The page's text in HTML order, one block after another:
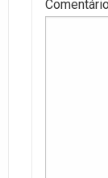
Comentário